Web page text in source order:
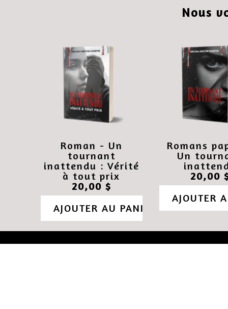
Nous
Roman - Un
tournant
inattendu : Vérité
à tout prix
20,00 $
Romans
Un
20,00